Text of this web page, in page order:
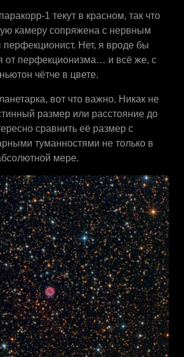
1 текут в красном, так что
камеру сопряжена с нервным
Нет, я вроде бы
от перфекционизма… и всё же, с
чётче в цвете.
вот что важно. Никак не
размер или расстояние до
сравнить её размер с
туманностями не только в
мере.